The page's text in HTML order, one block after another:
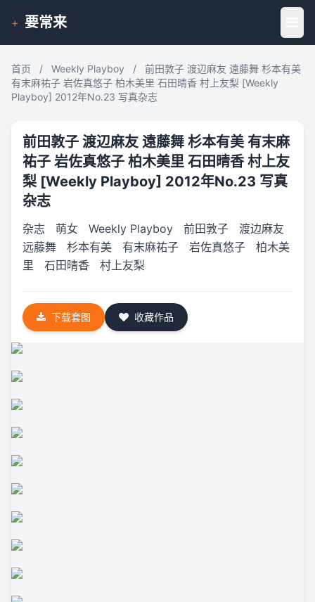
+ 要常来
首页 / Weekly Playboy /
前田敦子 渡辺麻友 遠藤舞 杉本有美
有末麻祐子 岩佐真悠子 柏木美里 石田晴香 村上友梨 [Weekly
Playboy] 2012年No.23 写真杂志
前田敦子 渡辺麻友 遠藤舞 杉本有美 有末麻
祐子 岩佐真悠子 柏木美里 石田晴香 村上友
梨 [Weekly Playboy] 2012年No.23 写真
杂志
杂志 萌女 Weekly Playboy 前田敦子
渡边麻友
远藤舞
杉本有美 有末麻祐子 岩佐真悠子
柏木美
里
石田晴香 村上友梨
下载套图 收藏作品